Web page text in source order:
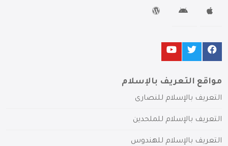
مواقع التعريف بالإسلام
التعريف بالإسلام للنصارى
التعريف بالإسلام للملحدين
التعريف بالإسلام للهندوس